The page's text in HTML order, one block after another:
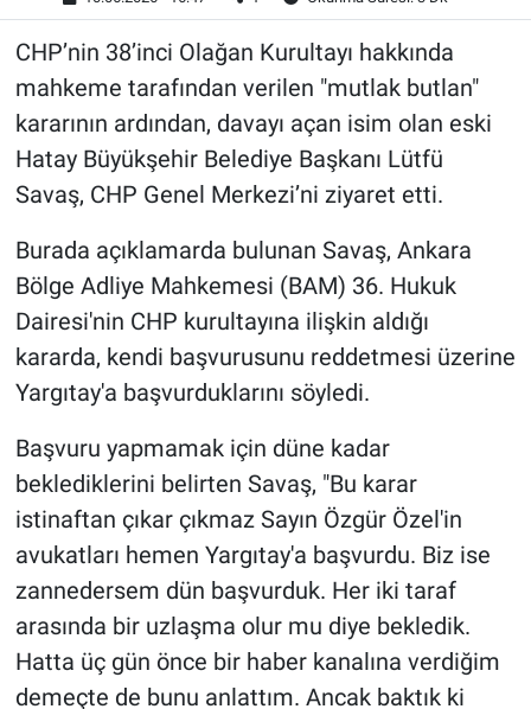
CHP’nin 38’inci Olağan Kurultayı hakkında
mahkeme tarafından verilen "mutlak butlan"
kararının ardından, davayı açan isim olan eski
Hatay Büyükşehir Belediye Başkanı Lütfü
Savaş, CHP Genel Merkezi’ni ziyaret etti.
Burada açıklamarda bulunan Savaş, Ankara
Bölge Adliye Mahkemesi (BAM) 36. Hukuk
Dairesi'nin CHP kurultayına ilişkin aldığı
kararda, kendi başvurusunu reddetmesi üzerine
Yargıtay'a başvurduklarını söyledi.
Başvuru yapmamak için düne kadar
beklediklerini belirten Savaş, "Bu karar
istinaftan çıkar çıkmaz Sayın Özgür Özel'in
avukatları hemen Yargıtay'a başvurdu. Biz ise
zannedersem dün başvurduk. Her iki taraf
arasında bir uzlaşma olur mu diye bekledik.
Hatta üç gün önce bir haber kanalına verdiğim
demeçte de bunu anlattım. Ancak baktık ki